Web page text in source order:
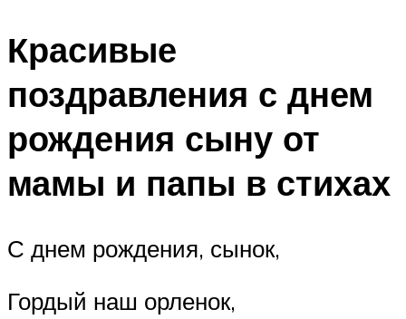
Красивые
поздравления с днем
рождения сыну от
мамы и папы в стихах
С днем рождения, сынок,
Гордый наш орленок,